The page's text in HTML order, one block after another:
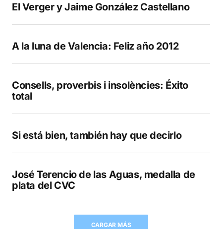
El Verger y Jaime González Castellano
A la luna de Valencia: Feliz año 2012
Consells, proverbis i insolències: Éxito
total
Si está bien, también hay que decirlo
José Terencio de las Aguas, medalla de
plata del CVC
CARGAR MÁS